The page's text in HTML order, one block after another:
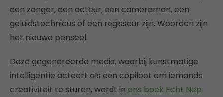
een zanger, een acteur, een cameraman, een
geluidstechnicus of een regisseur zijn. Woorden zijn
het nieuwe penseel.
Deze gegenereerde media, waarbij kunstmatige
intelligentie acteert als een copiloot om iemands
creativiteit te sturen, wordt in ons boek Echt Nep